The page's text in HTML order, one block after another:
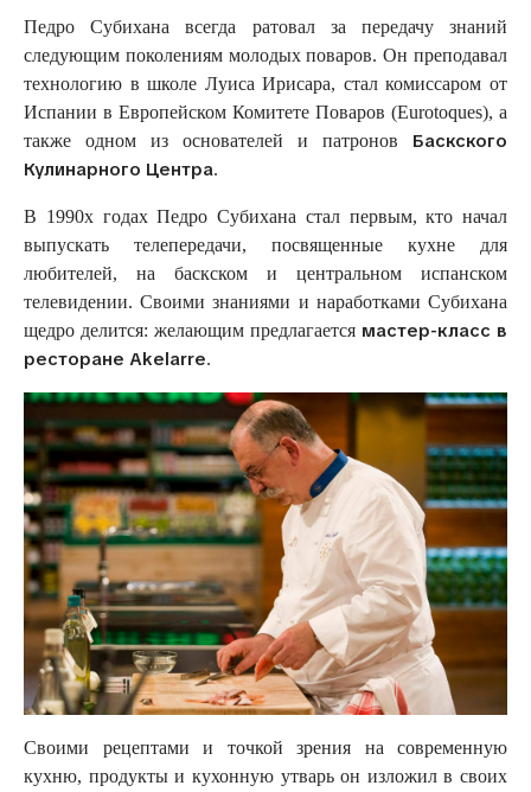
Педро Субихана всегда ратовал за передачу знаний
следующим поколениям молодых поваров. Он преподавал
технологию в школе Луиса Ирисара, стал комиссаром от
Испании в Европейском Комитете Поваров (Eurotoques), а
также одном из основателей и патронов Баскского
Кулинарного Центра.
В 1990х годах Педро Субихана стал первым, кто начал
выпускать телепередачи, посвященные кухне для
любителей, на баскском и центральном испанском
телевидении. Своими знаниями и наработками Субихана
щедро делится: желающим предлагается мастер-класс в
ресторане Akelarre.
Своими рецептами и точкой зрения на современную
кухню, продукты и кухонную утварь он изложил в своих